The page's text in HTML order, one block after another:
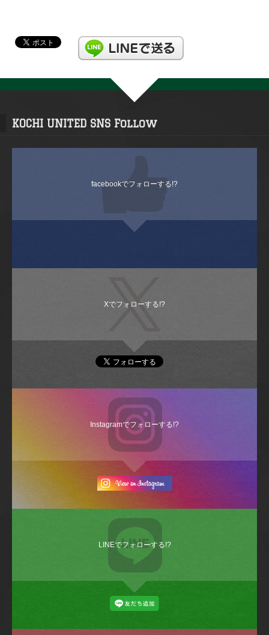
KOCHI UNITED SNS Follow
facebookでフォローする!?
Xでフォローする!?
Instagramでフォローする!?
LINEでフォローする!?